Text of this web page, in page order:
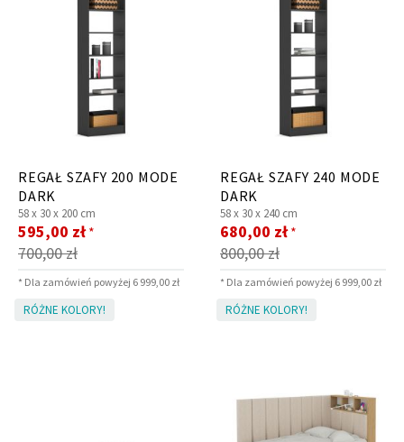
REGAŁ SZAFY 200 MODE
DARK
58 x 30 x 200 cm
700,00 zł
Cena
promocyjna
595,00 zł *
* Dla zamówień powyżej 6 999,00 zł
REGAŁ SZAFY 240 MODE
DARK
58 x 30 x 240 cm
800,00 zł
Cena
promocyjna
680,00 zł *
* Dla zamówień powyżej 6 999,00 zł
RÓŻNE KOLORY! RÓŻNE KOLORY!